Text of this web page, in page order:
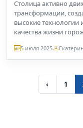
Столица активно
трансформации,
высокие
качества жизни
5 июля 2025
‹ 1